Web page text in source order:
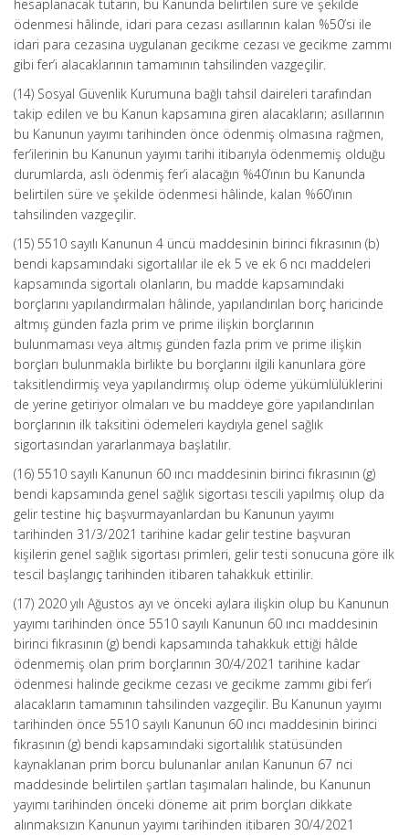
hesaplanacak tutarın, bu Kanunda belirtilen süre ve şekilde
ödenmesi hâlinde, idari para cezası asıllarının kalan %50’si ile
idari para cezasına uygulanan gecikme cezası ve gecikme zammı
gibi fer’i alacaklarının tamamının tahsilinden vazgeçilir.
(14) Sosyal Güvenlik Kurumuna bağlı tahsil daireleri tarafından
takip edilen ve bu Kanun kapsamına giren alacakların; asıllarının
bu Kanunun yayımı tarihinden önce ödenmiş olmasına rağmen,
fer’ilerinin bu Kanunun yayımı tarihi itibarıyla ödenmemiş olduğu
durumlarda, aslı ödenmiş fer’i alacağın %40’ının bu Kanunda
belirtilen süre ve şekilde ödenmesi hâlinde, kalan %60’ının
tahsilinden vazgeçilir.
(15) 5510 sayılı Kanunun 4 üncü maddesinin birinci fıkrasının (b)
bendi kapsamındaki sigortalılar ile ek 5 ve ek 6 ncı maddeleri
kapsamında sigortalı olanların, bu madde kapsamındaki
borçlarını yapılandırmaları hâlinde, yapılandırılan borç haricinde
altmış günden fazla prim ve prime ilişkin borçlarının
bulunmaması veya altmış günden fazla prim ve prime ilişkin
borçları bulunmakla birlikte bu borçlarını ilgili kanunlara göre
taksitlendirmiş veya yapılandırmış olup ödeme yükümlülüklerini
de yerine getiriyor olmaları ve bu maddeye göre yapılandırılan
borçlarının ilk taksitini ödemeleri kaydıyla genel sağlık
sigortasından yararlanmaya başlatılır.
(16) 5510 sayılı Kanunun 60 ıncı maddesinin birinci fıkrasının (g)
bendi kapsamında genel sağlık sigortası tescili yapılmış olup da
gelir testine hiç başvurmayanlardan bu Kanunun yayımı
tarihinden 31/3/2021 tarihine kadar gelir testine başvuran
kişilerin genel sağlık sigortası primleri, gelir testi sonucuna göre ilk
tescil başlangıç tarihinden itibaren tahakkuk ettirilir.
(17) 2020 yılı Ağustos ayı ve önceki aylara ilişkin olup bu Kanunun
yayımı tarihinden önce 5510 sayılı Kanunun 60 ıncı maddesinin
birinci fıkrasının (g) bendi kapsamında tahakkuk ettiği hâlde
ödenmemiş olan prim borçlarının 30/4/2021 tarihine kadar
ödenmesi halinde gecikme cezası ve gecikme zammı gibi fer’i
alacakların tamamının tahsilinden vazgeçilir. Bu Kanunun yayımı
tarihinden önce 5510 sayılı Kanunun 60 ıncı maddesinin birinci
fıkrasının (g) bendi kapsamındaki sigortalılık statüsünden
kaynaklanan prim borcu bulunanlar anılan Kanunun 67 nci
maddesinde belirtilen şartları taşımaları halinde, bu Kanunun
yayımı tarihinden önceki döneme ait prim borçları dikkate
alınmaksızın Kanunun yayımı tarihinden itibaren 30/4/2021